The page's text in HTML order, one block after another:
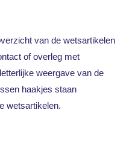
van de wetsartikelen
of overleg met
weergave van de
haakjes staan
wetsartikelen.